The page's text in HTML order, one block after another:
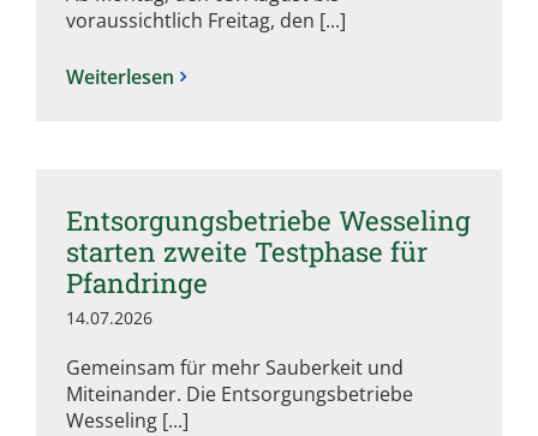
voraussichtlich Freitag, den [...]
Weiterlesen
Entsorgungsbetriebe Wesseling
starten zweite Testphase für
Pfandringe
14.07.2026
Gemeinsam für mehr Sauberkeit und
Miteinander. Die Entsorgungsbetriebe
Wesseling [...]